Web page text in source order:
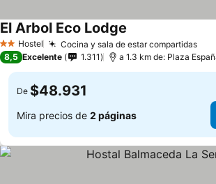
2 Estrellas
Hostel Cocina y sala de estar compartidas
El Arbol Eco Lodge
8,5 Excelente 1.311 a 1.3 km de: Plaza
De $48.931
Mira precios de 2 páginas